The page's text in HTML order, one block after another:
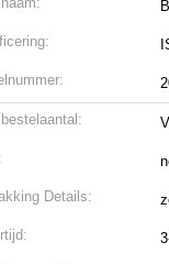
Details: